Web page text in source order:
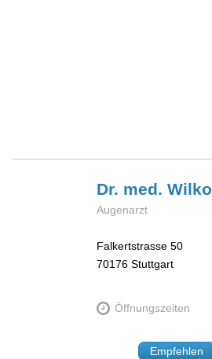
Dr. med. Wilko
Augenarzt
Falkertstrasse 50
70176 Stuttgart
Öffnungszeiten
Empfehlen